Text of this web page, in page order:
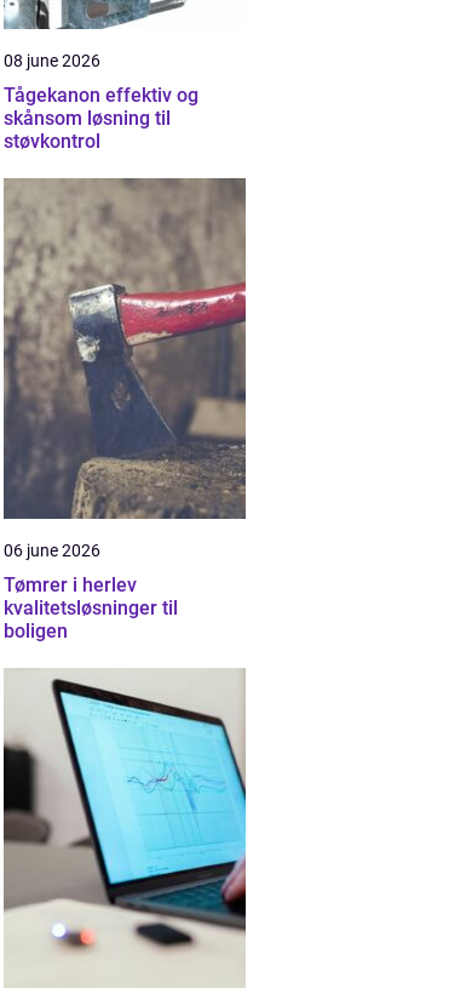
08 june 2026
Tågekanon effektiv og
skånsom løsning til
støvkontrol
06 june 2026
Tømrer i herlev
kvalitetsløsninger til
boligen